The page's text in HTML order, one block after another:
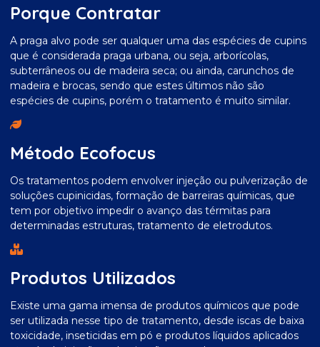
Porque Contratar
A praga alvo pode ser qualquer uma das espécies de cupins
que é considerada praga urbana, ou seja, arborícolas,
subterrâneos ou de madeira seca; ou ainda, carunchos de
madeira e brocas, sendo que estes últimos não são
espécies de cupins, porém o tratamento é muito similar.
Método Ecofocus
Os tratamentos podem envolver injeção ou pulverização de
soluções cupinicidas, formação de barreiras químicas, que
tem por objetivo impedir o avanço das térmitas para
determinadas estruturas, tratamento de eletrodutos.
Produtos Utilizados
Existe uma gama imensa de produtos químicos que pode
ser utilizada nesse tipo de tratamento, desde iscas de baixa
toxicidade, inseticidas em pó e produtos líquidos aplicados